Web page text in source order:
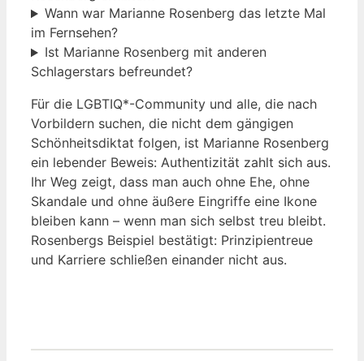
Wann war Marianne Rosenberg das letzte Mal
im Fernsehen?
Ist Marianne Rosenberg mit anderen
Schlagerstars befreundet?
Für die LGBTIQ*-Community und alle, die nach
Vorbildern suchen, die nicht dem gängigen
Schönheitsdiktat folgen, ist Marianne Rosenberg
ein lebender Beweis: Authentizität zahlt sich aus.
Ihr Weg zeigt, dass man auch ohne Ehe, ohne
Skandale und ohne äußere Eingriffe eine Ikone
bleiben kann – wenn man sich selbst treu bleibt.
Rosenbergs Beispiel bestätigt: Prinzipientreue
und Karriere schließen einander nicht aus.